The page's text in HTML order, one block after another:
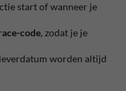
start of wanneer je
code, zodat je je
worden altijd